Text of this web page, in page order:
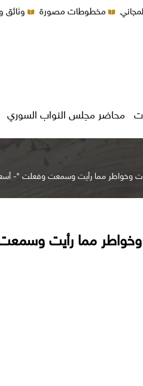
مخطوطات مصورة وثائق
محاضر مجلس النواب السوري
وخواطر مما رأيت وسمعت وفعلت "-
مما رأيت